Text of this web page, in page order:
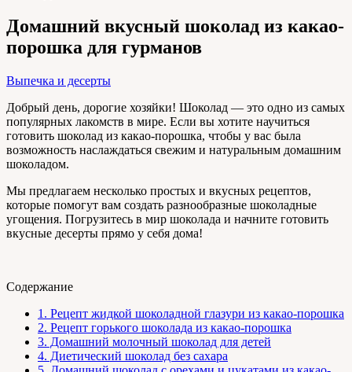
Домашний вкусный шоколад из какао-
порошка для гурманов
Выпечка и десерты
Добрый день, дорогие хозяйки! Шоколад — это одно из самых
популярных лакомств в мире. Если вы хотите научиться
готовить шоколад из какао-порошка, чтобы у вас была
возможность наслаждаться свежим и натуральным домашним
шоколадом.
Мы предлагаем несколько простых и вкусных рецептов,
которые помогут вам создать разнообразные шоколадные
угощения. Погрузитесь в мир шоколада и начните готовить
вкусные десерты прямо у себя дома!
Содержание
1. Рецепт жидкой шоколадной глазури из какао-порошка
2. Рецепт горького шоколада из какао-порошка
3. Домашний молочный шоколад для детей
4. Диетический шоколад без сахара